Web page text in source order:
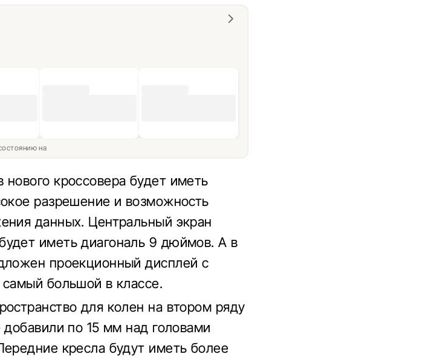
на
кроссовера будет иметь
разрешение и возможность
данных. Центральный экран
иметь диагональ 9 дюймов. А в
проекционный дисплей с
большой в классе.
для колен на втором ряду
по 15 мм над головами
кресла будут иметь более